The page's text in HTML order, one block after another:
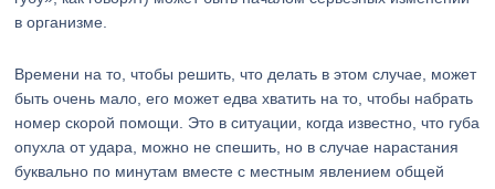
в организме.
Времени на то, чтобы решить, что делать в этом случае, может
быть очень мало, его может едва хватить на то, чтобы набрать
номер скорой помощи. Это в ситуации, когда известно, что губа
опухла от удара, можно не спешить, но в случае нарастания
буквально по минутам вместе с местным явлением общей